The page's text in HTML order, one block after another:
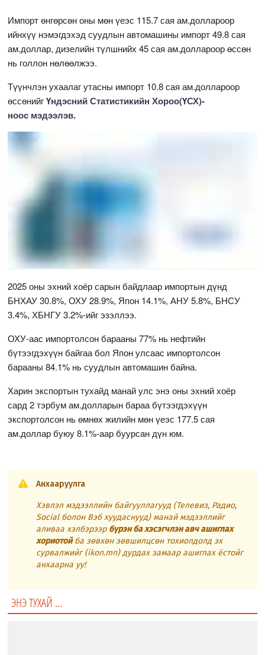
Импорт өнгөрсөн оны мөн үеэс 115.7 сая ам.доллароор
ийнхүү нэмэгдэхэд суудлын автомашины импорт 49.8 сая
ам.доллар, дизелийн түлшнийх 45 сая ам.доллароор өссөн
нь голлон нөлөөлжээ.
Түүнчлэн ухаалаг утасны импорт 10.8 сая ам.доллароор
өссөнийгҮндэсний Статистикийн Хороо(ҮСХ)-
ноос мэдээлэв.
2025 оны эхний хоёр сарын байдлаар импортын дүнд
БНХАУ 30.8%, ОХУ 28.9%, Япон 14.1%, АНУ 5.8%, БНСУ
3.4%, ХБНГУ 3.2%-ийг эзэллээ.
ОХУ-аас импортолсон барааны 77% нь нефтийн
бүтээгдэхүүн байгаа бол Япон улсаас импортолсон
барааны 84.1% нь суудлын автомашин байна.
Харин экспортын тухайд манай улс энэ оны эхний хоёр
сард 2 тэрбум ам.долларын бараа бүтээгдэхүүн
экспортолсон нь өмнөх жилийн мөн үеэс 177.5 сая
ам.доллар буюу 8.1%-аар буурсан дүн юм.
Анхааруулга
Хэвлэл мэдээллийн байгууллагууд (Телевиз, Радио,
Social болон Вэб хуудаснууд) манай мэдээллийг
аливаа хэлбэрээр бүрэн ба хэсэгчлэн авч ашиглах
хориотойба зөвхөн зөвшилцсөн тохиолдолд эх
сурвалжийг (ikon.mn) дурдах замаар ашиглах ёстойг
анхаарна уу!
ЭНЭ ТУХАЙ ...